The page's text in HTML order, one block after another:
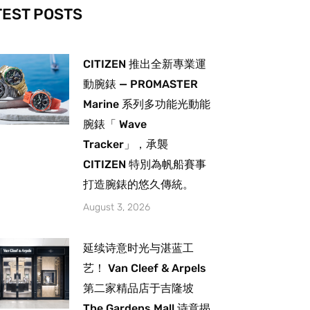
m
POSTS
CITIZEN 推出全新專業運
動腕錶 — PROMASTER
Marine 系列多功能光動能
腕錶「 Wave
Tracker」，承襲
CITIZEN 特別為帆船賽事
打造腕錶的悠久傳統。
August 3, 2026
延续诗意时光与湛蓝工
艺！ Van Cleef & Arpels
第二家精品店于吉隆坡